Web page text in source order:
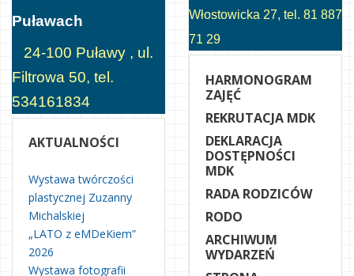
Puławach
24-100 Puławy , ul.
Filtrowa 50, tel.
534161834
AKTUALNOŚCI
Wystawa twórczości
plastycznej Zuzanny
Michalskiej
„LATO z eMDeKiem”
2026
Wystawa fotografii
Włostowicka 27, tel. 81 887
71 29
HARMONOGRAM
ZAJĘĆ
REKRUTACJA MDK
DEKLARACJA
DOSTĘPNOŚCI
MDK
RADA RODZICÓW
RODO
ARCHIWUM
WYDARZEŃ